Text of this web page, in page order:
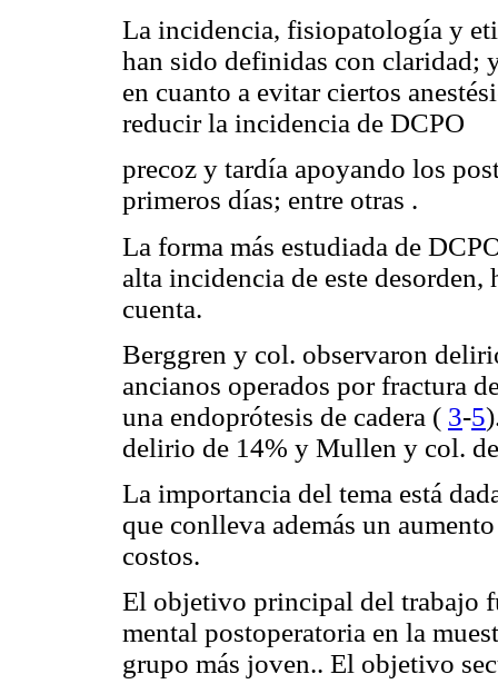
La incidencia, fisiopatología y
han sido definidas con claridad;
en cuanto a evitar ciertos
reducir la incidencia de DCPO
precoz y tardía apoyando los
primeros días; entre otras .
La forma más estudiada de
alta incidencia de este desorden,
cuenta.
Berggren y col. observaron
ancianos operados por fractura
una endoprótesis de cadera ( 3-5
delirio de 14% y Mullen y col.
La importancia del tema está
que conlleva además un
costos.
El objetivo principal del trabajo
mental postoperatoria en la
grupo más joven.. El objetivo